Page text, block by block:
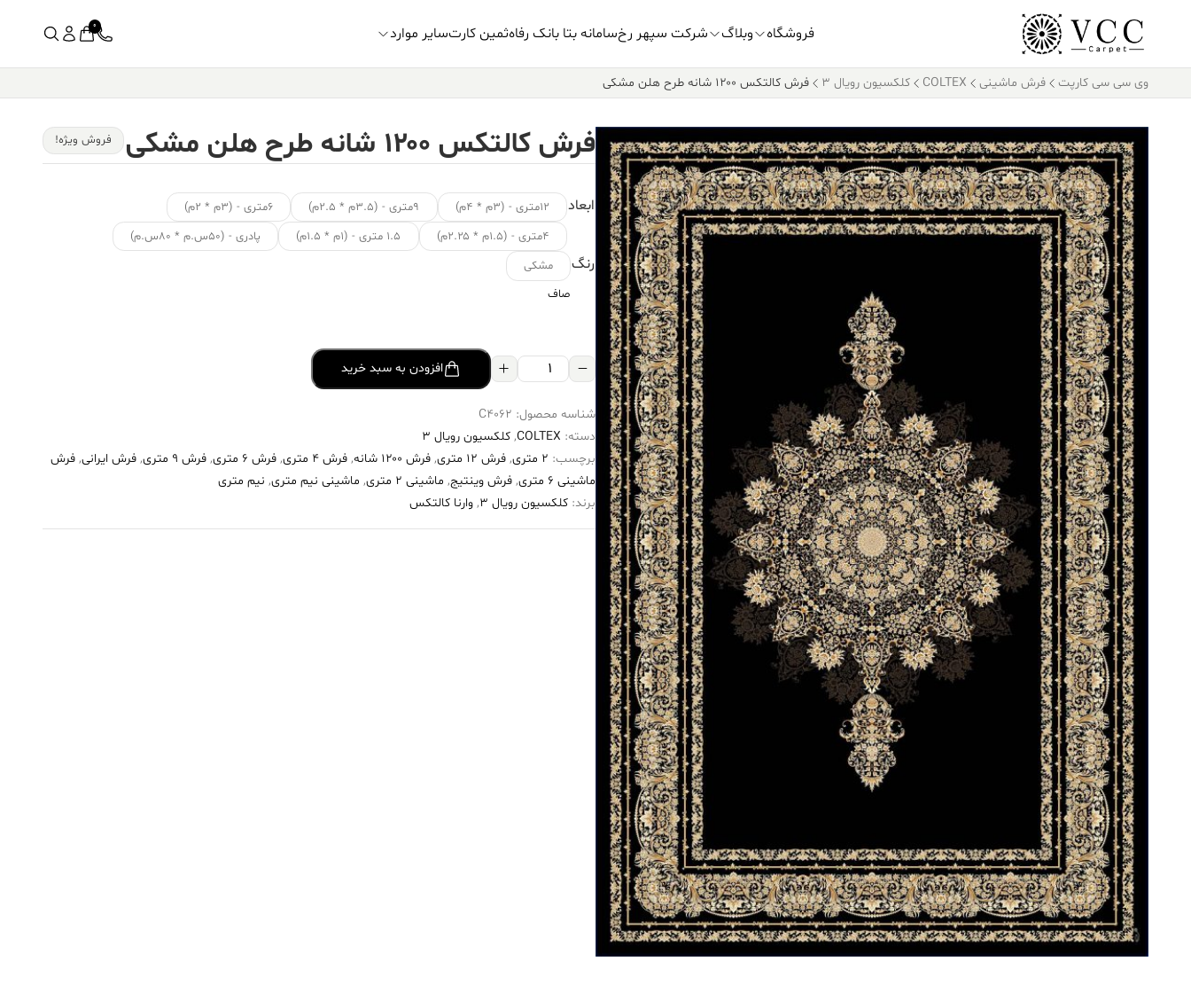
فروشگاه وبلاگ شرکت سپهر رخسامانه بتا بانک رفاهثمین کارتسایر موارد 0
وی سی سی کارپت فرش ماشینی COLTEX کلکسیون رویال 3 فرش کالتکس ۱۲۰۰ شانه طرح هلن مشکی
فرش کالتکس ۱۲۰۰ شانه طرح هلن مشکی فروش ویژه!
ابعاد ۱۲متری - (۳م * ۴م) ۹متری - (۳.۵م * ۲.۵م)
۶متری - (۳م * ۲م)
۴متری - (۱.۵م * ۲.۲۵م)
۱.۵ متری - (۱م * ۱.۵م) پادری - (۵۰س.م * ۸۰س.م)
رنگ
مشکی
صاف
فرش
۱۲۰۰
شانه
طرح
هلن
افزودن به سبد خرید
شناسه محصول: C4062
دسته: COLTEX
, کلکسیون رویال 3
برچسب: 2 متری , فرش 12 متری , فرش ۱۲۰۰ شانه , فرش 4 متری , فرش 6 متری , فرش 9 متری , فرش ایرانی, فرش
ماشینی 6 متری
, فرش وینتیج, ماشینی 2 متری , ماشینی نیم متری, نیم متری
برند: کلکسیون رویال 3 , وارنا کالتکس